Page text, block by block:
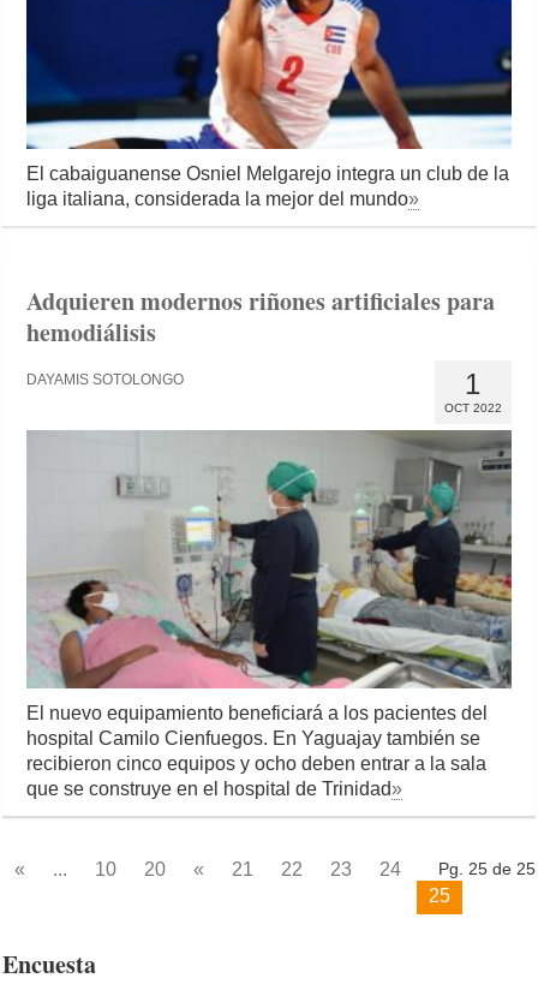
El cabaiguanense Osniel Melgarejo integra un club de la
liga italiana, considerada la mejor del mundo»
Adquieren modernos riñones artificiales para
hemodiálisis
1
OCT 2022
DAYAMIS SOTOLONGO
El nuevo equipamiento beneficiará a los pacientes del
hospital Camilo Cienfuegos. En Yaguajay también se
recibieron cinco equipos y ocho deben entrar a la sala
que se construye en el hospital de Trinidad»
Pg. 25 de 25
« ... 10 20 « 21 22 23
24
25
Encuesta